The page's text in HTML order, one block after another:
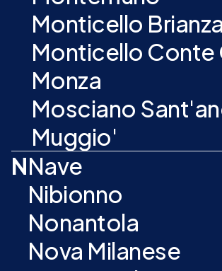
Monticello Brianza
Monticello
Monza
Mosciano
Muggio'
NNave
Nibionno
Nonantola
Nova Milanese